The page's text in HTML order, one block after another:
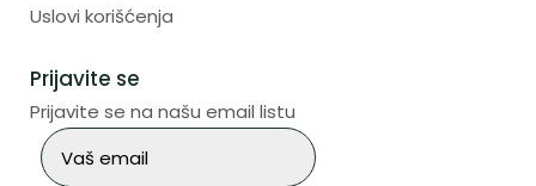
Uslovi korišćenja
Prijavite se
Prijavite se na našu email listu